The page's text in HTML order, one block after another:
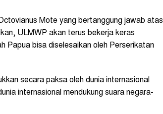
Mote yang bertanggung jawab atas
ULMWP akan terus bekerja keras
Papua bisa diselesaikan oleh Perserikatan
secara paksa oleh dunia internasional
internasional mendukung suara negara-